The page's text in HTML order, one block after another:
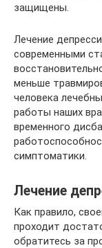
защищены.
Лечение
современными
меньше
человека
работы наших
временного
симптоматики.
Лечение
Как правило,
проходит
обратитесь за